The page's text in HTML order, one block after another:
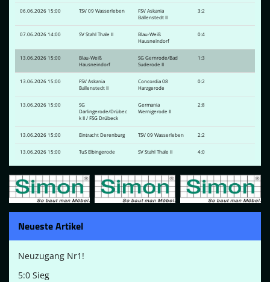
06.06.2026 15:00 TSV 09 Wasserleben
FSV Askania
Ballenstedt II
3:2
07.06.2026 14:00 SV Stahl Thale II
Blau-Weiß
Hausneindorf
0:4
13.06.2026 15:00
Blau-Weiß
Hausneindorf
SG Gernrode/Bad
Suderode II
1:3
13.06.2026 15:00
FSV Askania
Ballenstedt II
Concordia 08
Harzgerode
0:2
13.06.2026 15:00
SG
Darlingerode/Drübec
k II / FSG Drübeck
Germania
Wernigerode II
2:8
13.06.2026 15:00 Eintracht Derenburg TSV 09 Wasserleben 2:2
13.06.2026 15:00 TuS Elbingerode SV Stahl Thale II 4:0
Neueste Artikel
Neuzugang Nr1!
5:0 Sieg